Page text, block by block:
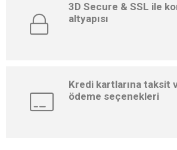
3D Secure & SSL ile
altyapısı
Kredi kartlarına taksit
ödeme seçenekleri